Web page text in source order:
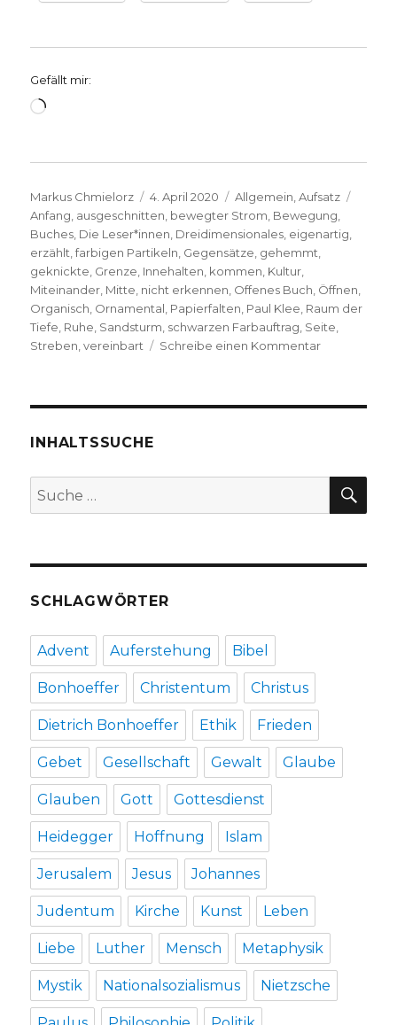
Gefällt mir:
Wird
Autor
Markus Chmielorz
Veröffentlicht
am
4. April 2020 Kategorien
Allgemein,Aufsatz
Anfang, ausgeschnitten, bewegter Strom, Bewegung,
Buches, Die Leser*innen, Dreidimensionales, eigenartig,
erzählt,farbigen Partikeln, Gegensätze, gehemmt,
geknickte, Grenze, Innehalten, kommen, Kultur,
Miteinander, Mitte, nicht erkennen, Offenes Buch, Öffnen,
Organisch, Ornamental, Papierfalten, Paul Klee, Raum der
Tiefe, Ruhe, Sandsturm, schwarzen Farbauftrag, Seite,
Streben,vereinbart Schreibe einen Kommentarzu
von
Markus
Chmielorz,
INHALTSSUCHE
Suche
nach:
SCHLAGWÖRTER
Advent Auferstehung Bibel
Bonhoeffer Christentum Christus
Dietrich Bonhoeffer Ethik Frieden
Gebet Gesellschaft Gewalt Glaube
Glauben Gott Gottesdienst
Heidegger Hoffnung Islam
Jerusalem Jesus Johannes
Judentum Kirche Kunst Leben
Liebe Luther Mensch Metaphysik
Mystik Nationalsozialismus Nietzsche